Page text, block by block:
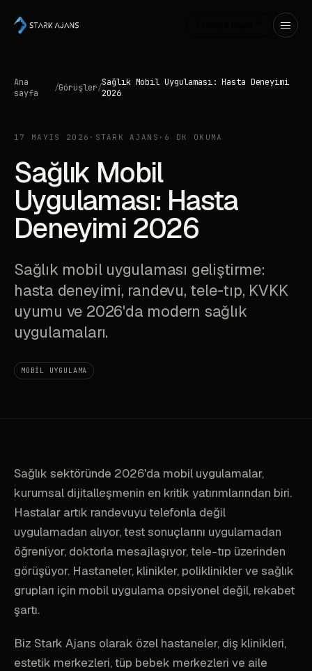
Ana
sayfa
/Görüşler/Sağlık Mobil Uygulaması: Hasta Deneyimi
2026
17 MAYIS 2026 · STARK AJANS · 6 DK OKUMA
Sağlık Mobil
Uygulaması: Hasta
Deneyimi 2026
Sağlık mobil uygulaması geliştirme:
hasta deneyimi, randevu, tele-tıp, KVKK
uyumu ve 2026'da modern sağlık
uygulamaları.
MOBIL UYGULAMA
Sağlık sektöründe 2026'da mobil uygulamalar,
kurumsal dijitalleşmenin en kritik yatırımlarından biri.
Hastalar artık randevuyu telefonla değil
uygulamadan alıyor, test sonuçlarını uygulamadan
öğreniyor, doktorla mesajlaşıyor, tele-tıp üzerinden
görüşüyor. Hastaneler, klinikler, poliklinikler ve sağlık
grupları için mobil uygulama opsiyonel değil, rekabet
şartı.
Biz Stark Ajans olarak özel hastaneler, diş klinikleri,
estetik merkezleri, tüp bebek merkezleri ve aile